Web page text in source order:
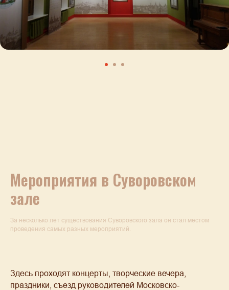
Мероприятия в Суворовском
зале
За несколько лет существования Суворовского зала он стал местом
проведения самых разных мероприятий.
Здесь проходят концерты, творческие вечера,
праздники, съезд руководителей Московско-